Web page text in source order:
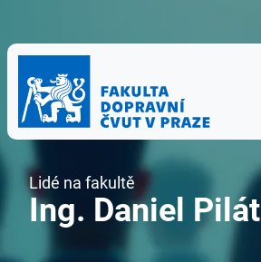
Lidé na fakultě
Ing. Daniel Pilát